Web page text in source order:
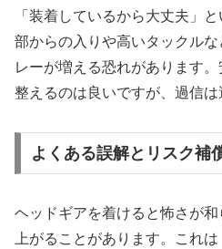
「装着しているから大丈夫」
部からの入りや高いタックル
レーが増える恐れがあります
整えるのは良いですが、過信は
よくある誤解とリスク補
ヘッドギアを着けると怖さが
上がることがあります。これ